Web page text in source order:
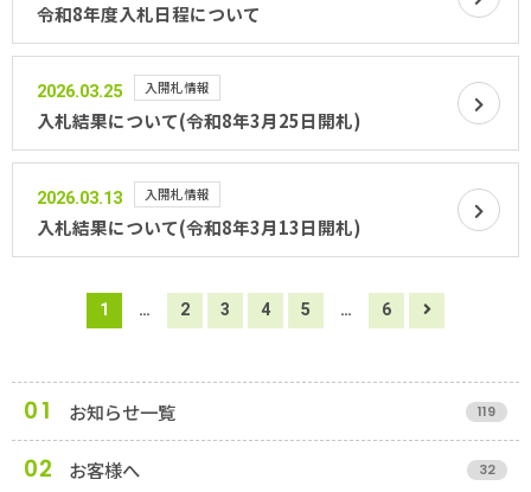
令和8年度入札日程について
2026.03.25 入開札情報
入札結果について(令和8年3月25日開札)
2026.03.13 入開札情報
入札結果について(令和8年3月13日開札)
1 … 2 3 4 5 … 6
1 お知らせ一覧 119
2 お客様へ 32